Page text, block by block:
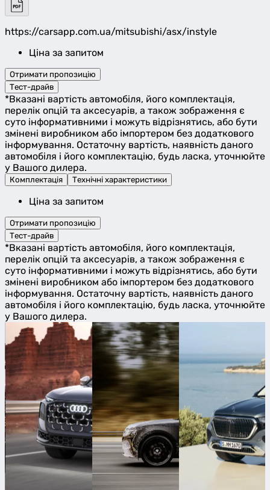
https://carsapp.com.ua/mitsubishi/asx/instyle
Ціна за запитом
Отримати пропозицію
Тест-драйв
*Вказані вартість автомобіля, його комплектація,
перелік опцій та аксесуарів, а також зображення є
суто інформативними і можуть відрізнятись, або бути
змінені виробником або імпортером без додаткового
інформування. Остаточну вартість, наявність даного
автомобіля і його комплектацію, будь ласка, уточнюйте
у Вашого дилера.
Комплектація Технічні характеристики
Ціна за запитом
Отримати пропозицію
Тест-драйв
*Вказані вартість автомобіля, його комплектація,
перелік опцій та аксесуарів, а також зображення є
суто інформативними і можуть відрізнятись, або бути
змінені виробником або імпортером без додаткового
інформування. Остаточну вартість, наявність даного
автомобіля і його комплектацію, будь ласка, уточнюйте
у Вашого дилера.